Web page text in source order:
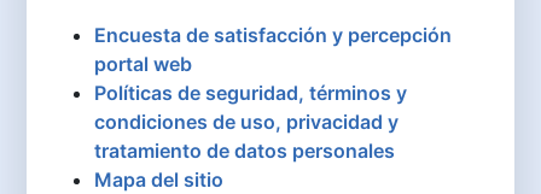
Encuesta de satisfacción y percepción
portal web
Políticas de seguridad, términos y
condiciones de uso, privacidad y
tratamiento de datos personales
Mapa del sitio